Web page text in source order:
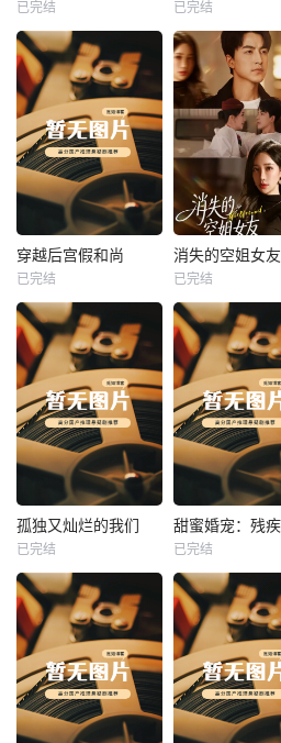
邪王追妻
未知
已完结
未知
已完结
热播
未知
穿越后宫假和尚
已完结
热播
未知
消失的空姐女友
已完结
热播
未知
孤独又灿烂的我们
已完结
热播
未知
已完结